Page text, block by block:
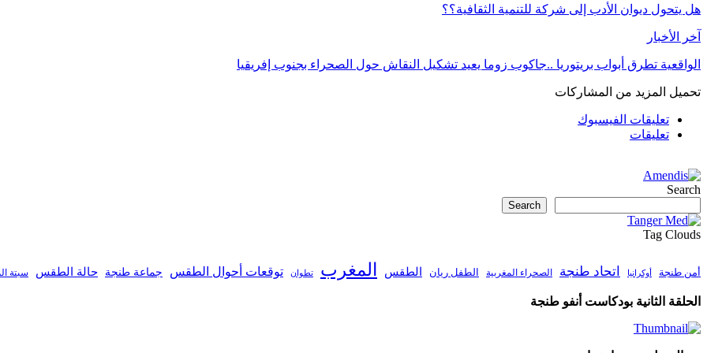
هل يتحول ديوان الأدب إلى شركة للتنمية الثقافية؟؟
آخر الأخبار
الواقعية تطرق أبواب بريتوريا ..جاكوب زوما يعيد تشكيل النقاش حول الصحراء بجنوب إفريقيا
تحميل المزيد من المشاركات
تعليقات الفيسبوك
تعليقات
Search
Search
Tag Clouds
أمن طنجة أوكرانيا اتحاد طنجة الصحراء المغربية الطفل ريان الطقس المغرب تطوان توقعات أحوال الطقس جماعة طنجة حالة الطقس سبتة
الحلقة الثانية بودكاست أنفو طنجة